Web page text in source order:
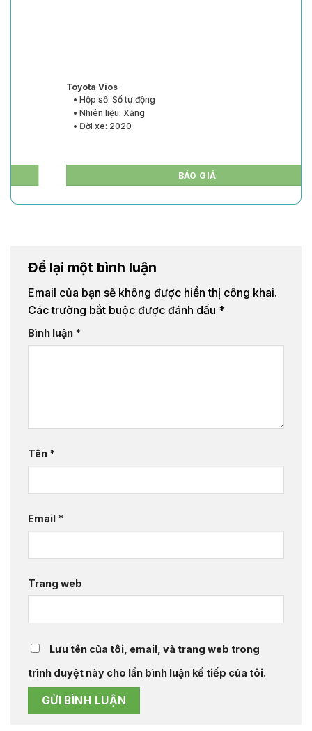
Toyota Vios
• Hộp số: Số tự động
• Nhiên liệu: Xăng
• Đời xe: 2020
Để lại một bình luận
Email của bạn sẽ không được hiển thị công khai.
Các trường bắt buộc được đánh dấu *
Bình luận *
Tên *
Email *
Trang web
Lưu tên của tôi, email, và trang web trong
trình duyệt này cho lần bình luận kế tiếp của tôi.